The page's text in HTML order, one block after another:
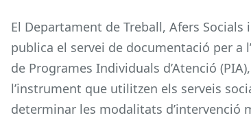
El Departament de Treball, Afers Socials
publica el servei de documentació per a
de Programes Individuals d’Atenció
l’instrument que utilitzen els serveis
determinar les modalitats d’intervenció